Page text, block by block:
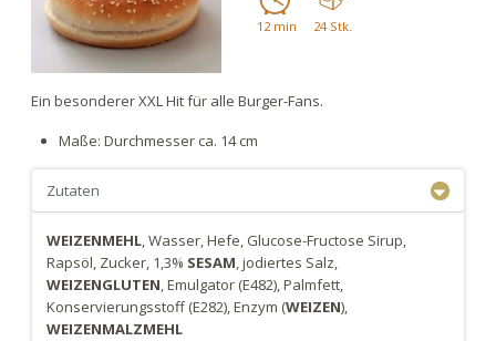
12 min 24 Stk.
Ein besonderer XXL Hit für alle Burger-Fans.
Maße: Durchmesser ca. 14 cm
Zutaten
WEIZENMEHL, Wasser, Hefe, Glucose-Fructose Sirup,
Rapsöl, Zucker, 1,3% SESAM, jodiertes Salz,
WEIZENGLUTEN, Emulgator (E482), Palmfett,
Konservierungsstoff (E282), Enzym (WEIZEN),
WEIZENMALZMEHL